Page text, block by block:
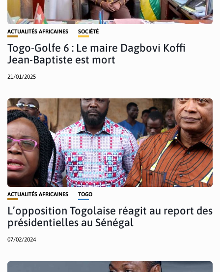
ACTUALITÉS AFRICAINES SOCIÉTÉ
Togo-Golfe 6 : Le maire Dagbovi Koffi
Jean-Baptiste est mort
21/01/2025
ACTUALITÉS AFRICAINES TOGO
L’opposition Togolaise réagit au report des
présidentielles au Sénégal
07/02/2024